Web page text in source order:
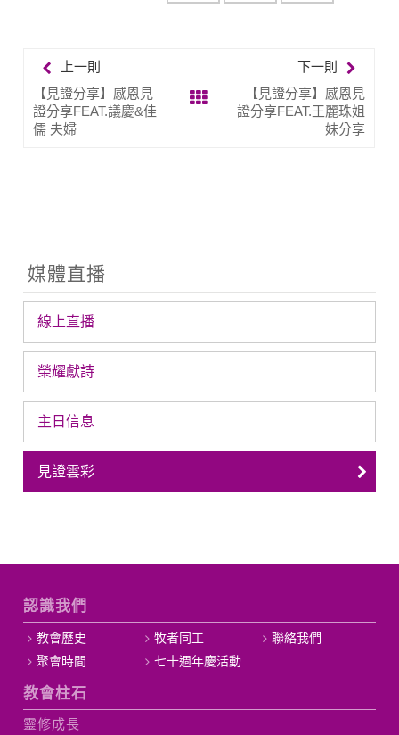
上一則
【見證分享】感恩見
證分享FEAT.議慶&佳
儒 夫婦
下一則
【見證分享】感恩見
證分享FEAT.王麗珠姐
妹分享
媒體直播
線上直播
榮耀獻詩
主日信息
見證雲彩
認識我們
教會歷史 牧者同工
聯絡我們
聚會時間
七十週年慶活動
教會柱石
靈修成長